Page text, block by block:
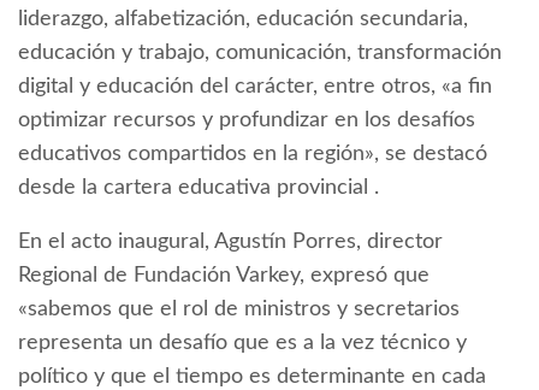
liderazgo, alfabetización, educación secundaria,
educación y trabajo, comunicación, transformación
digital y educación del carácter, entre otros, «a fin
optimizar recursos y profundizar en los desafíos
educativos compartidos en la región», se destacó
desde la cartera educativa provincial .
En el acto inaugural, Agustín Porres, director
Regional de Fundación Varkey, expresó que
«sabemos que el rol de ministros y secretarios
representa un desafío que es a la vez técnico y
político y que el tiempo es determinante en cada